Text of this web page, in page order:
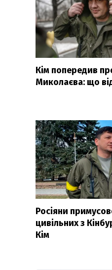
Кім попередив
Миколаєва: що
Росіяни
цивільних з
Кім